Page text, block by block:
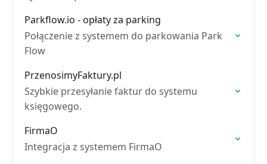
Parkflow.io - opłaty za parking
Połączenie z systemem do parkowania Park
Flow
PrzenosimyFaktury.pl
Szybkie przesyłanie faktur do systemu
księgowego.
FirmaO
Integracja z systemem FirmaO